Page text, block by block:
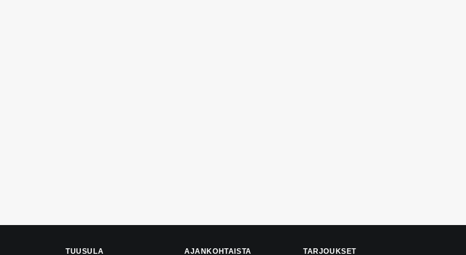
TUUSULA AJANKOHTAISTA TARJOUKSET